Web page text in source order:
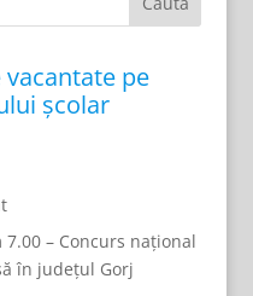
pe
școlar
– Concurs național
în județul Gorj